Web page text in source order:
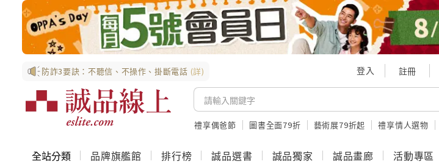
防詐3要訣：不聽信、不操作、掛斷電話 (詳) 登入 註冊
禮享偶爸節 圖書全面79折 藝術展79折起 禮享情人選物
全站分類 品牌旗艦館 排行榜 誠品選書 誠品獨家 誠品畫廊 活動專區